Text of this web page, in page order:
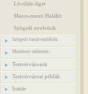
Lövölde-liget
Maros-menti Halálút
Szögedi nyelvünk
Szögedi vasút-emlékök
Mozdony-múzeum
Testvérvárosok
Testvérvárosi példák
Irattár